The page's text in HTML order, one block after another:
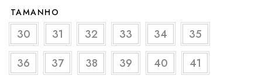
TAMANHO
30 31 32 33 34
35
36
37 38 39 40 41